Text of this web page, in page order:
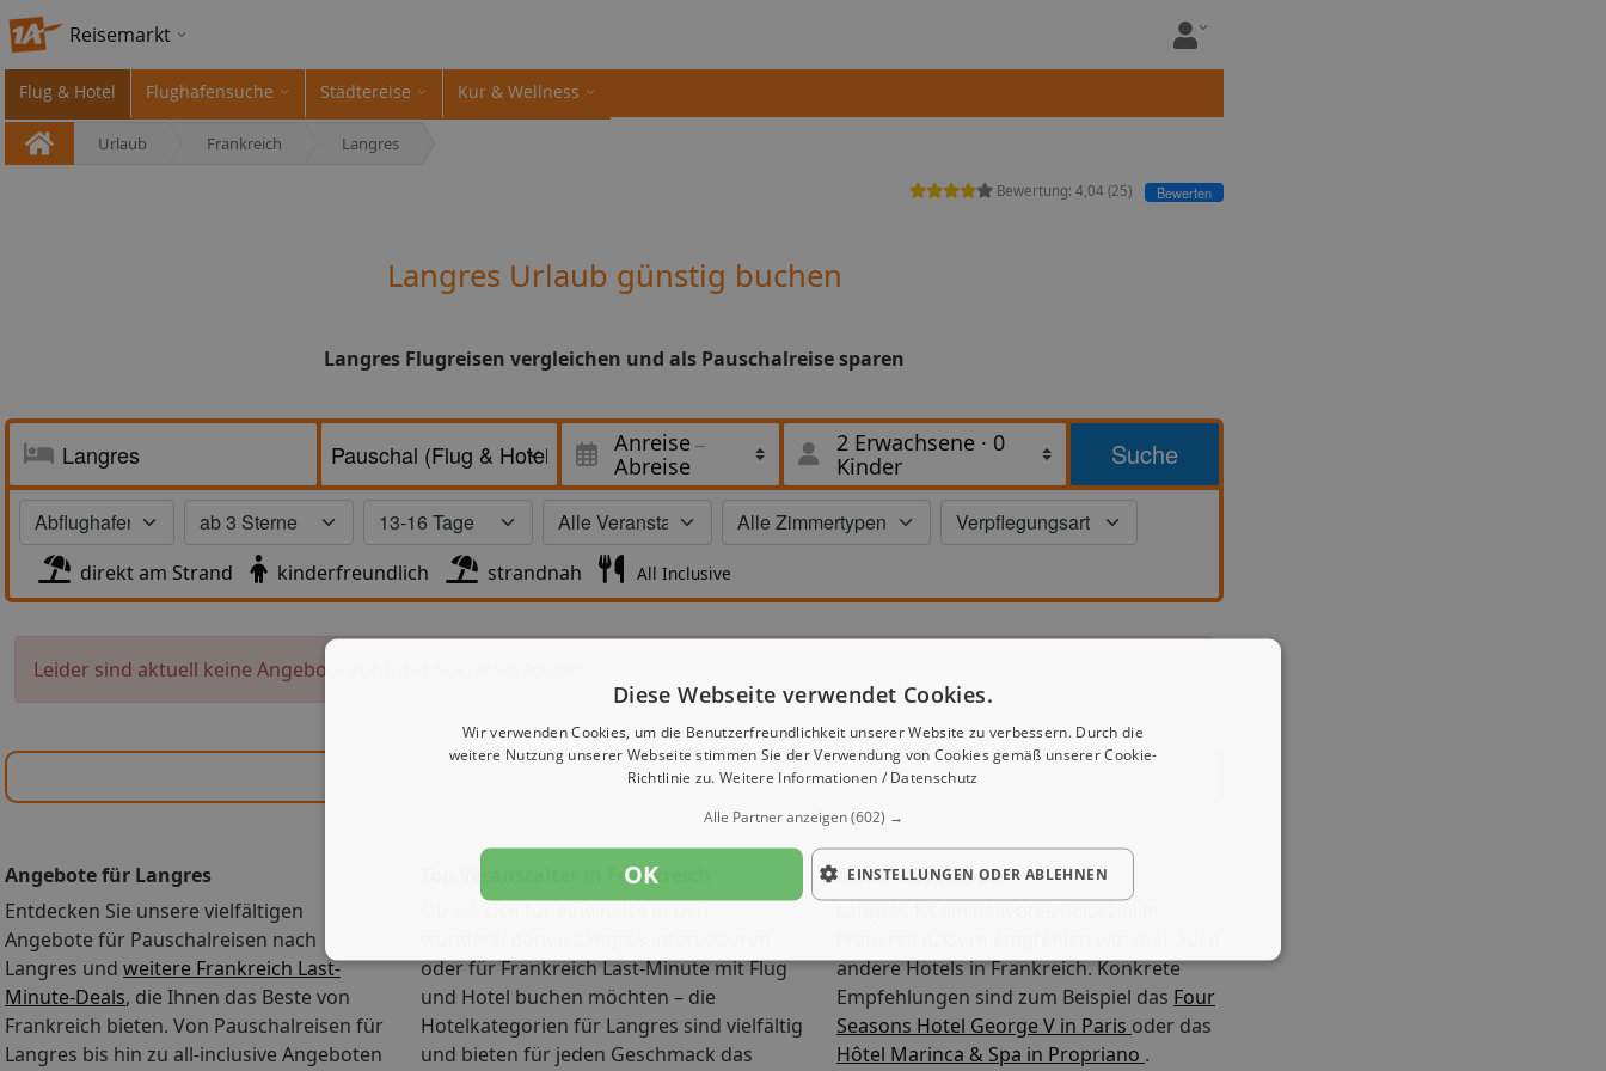
Reisemarkt
Flug & Hotel Flughafensuche Städtereise Kur & Wellness
Urlaub Frankreich Langres
Bewertung: 4,04 (25) Bewerten
Langres Urlaub günstig buchen
Langres Flugreisen vergleichen und als Pauschalreise sparen
Anreise
Abreise
2 Erwachsene · 0
Kinder
Suche
direkt am Strand kinderfreundlich strandnah All Inclusive
Leider sind aktuell keine Angebote zur Ihrer Suche verfügbar.
Angebote für Langres
Entdecken Sie unsere vielfältigen
Angebote für Pauschalreisen nach
Langres und weitere Frankreich Last-
Minute-Deals, die Ihnen das Beste von
Frankreich bieten. Von Pauschalreisen für
Langres bis hin zu all-inclusive Angeboten
Top Veranstalter in Frankreich
oder für Frankreich Last-Minute mit Flug
und Hotel buchen möchten – die
Hotelkategorien für Langres sind vielfältig
und bieten für jeden Geschmack das
Alternative Tipps
andere Hotels in Frankreich. Konkrete
Empfehlungen sind zum Beispiel das Four
Seasons Hotel George V in Paris oder das
Hôtel Marinca & Spa in Propriano .
Diese Webseite verwendet Cookies.
Wir verwenden Cookies, um die Benutzerfreundlichkeit unserer Website zu verbessern. Durch die
weitere Nutzung unserer Webseite stimmen Sie der Verwendung von Cookies gemäß unserer Cookie-
Richtlinie zu. Weitere Informationen / Datenschutz
Alle Partner anzeigen(602) →
OK EINSTELLUNGEN ODER ABLEHNEN